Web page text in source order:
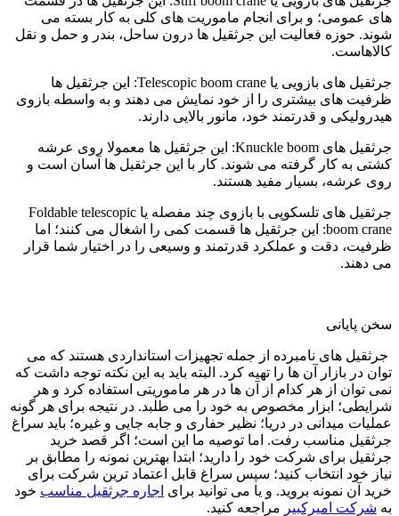
های عمومی؛ و برای انجام ماموریت های کلی به کار بسته می
شوند. حوزه فعالیت این جرثقیل ها درون ساحل، بندر و حمل و نقل
کالاهاست.
جرثقیل های بازویی یا Telescopic boom crane: این جرثقیل ها
ظرفیت های بیشتری را از خود نمایش می دهند و به واسطه بازوی
هیدرولیکی و قدرتمند خود، مانور بالایی دارند.
جرثقیل های Knuckle boom: این جرثقیل ها معمولا روی عرشه
کشتی به کار گرفته می شوند. کار با این جرثقیل ها آسان است و
روی عرشه، بسیار مفید هستند.
جرثقیل های تلسکوپی با بازوی چند مفصله یا Foldable telescopic
boom crane: این جرثقیل ها قسمت کمی را اشغال می کنند؛ اما
ظرفیت، دقت و عملکرد قدرتمند و وسیعی را در اختیار شما قرار
می دهند.
سخن پایانی
جرثقیل های نامبرده از جمله تجهیزات استانداردی هستند که می
توان در بازار آن ها را تهیه کرد. البته باید به این نکته توجه داشت که
نمی توان از هر کدام از آن ها در هر ماموریتی استفاده کرد و هر
شرایطی؛ ابزار مخصوص به خود را می طلبد. در نتیجه برای هر گونه
عملیات میدانی در دریا؛ نظیر حفاری و جابه جایی و غیره؛ باید سراغ
جرثقیل مناسب رفت. اما توصیه ما این است؛ اگر قصد خرید
جرثقیل برای شرکت خود را دارید؛ ابتدا بهترین نمونه را مطابق بر
نیاز خود انتخاب کنید؛ سپس سراغ قابل اعتماد ترین شرکت برای
خرید آن نمونه بروید. و یا می توانید برای اجاره جرثقیل مناسب خود
به شرکت امیرکبیر مراجعه کنید.